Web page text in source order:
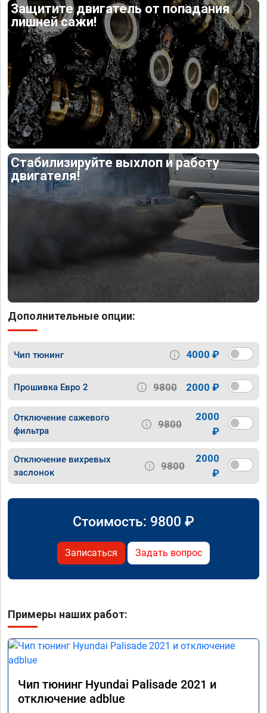
Защитите двигатель от попадания
лишней сажи!
Стабилизируйте выхлоп и работу
двигателя!
Дополнительные опции:
Чип тюнинг 4000 ₽
Прошивка Евро 2 9800 2000 ₽
Отключение сажевого
фильтра
9800
2000
₽
Отключение вихревых
заслонок
9800
2000
₽
Стоимость: 9800 ₽
Записаться Задать вопрос
Примеры наших работ:
Чип тюнинг Hyundai Palisade 2021 и
отключение adblue